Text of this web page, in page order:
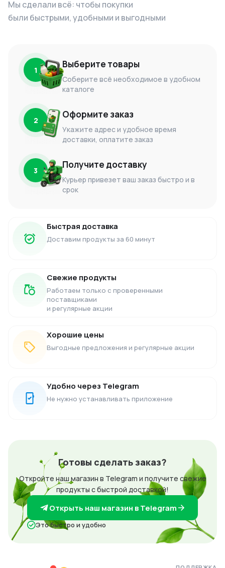
Мы сделали всё: чтобы покупки
были быстрыми, удобными и выгодными
1 Выберите товары
Соберите всё необходимое в удобном
каталоге
2 Оформите заказ
Укажите адрес и удобное время
доставки, оплатите заказ
3 Получите доставку
Курьер привезет ваш заказ быстро и в
срок
Быстрая доставка
Доставим продукты за 60 минут
Свежие продукты
Работаем только с проверенными
поставщиками
и регулярные акции
Хорошие цены
Выгодные предложения и регулярные акции
Удобно через Telegram
Не нужно устанавливать приложение
Готовы сделать заказ?
Откройте наш магазин в Telegram и получите свежие
продукты с быстрой доставкой!
Открыть наш магазин в Telegram
Это быстро и удобно